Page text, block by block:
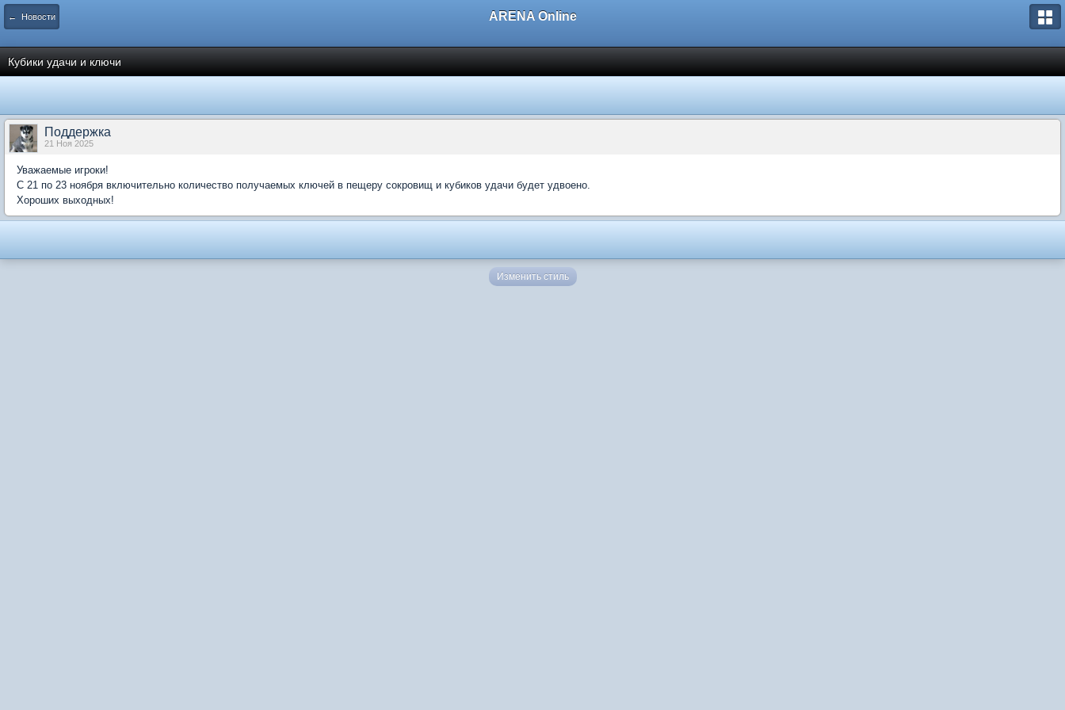
← Новости ARENA Online
Кубики удачи и ключи
Поддержка
21 Ноя 2025
Уважаемые игроки!
С 21 по 23 ноября включительно количество получаемых ключей в пещеру сокровищ и кубиков удачи будет удвоено.
Хороших выходных!
Изменить стиль